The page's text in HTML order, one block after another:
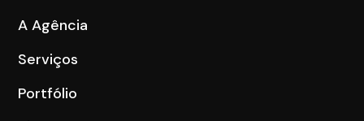
A Agência
Serviços
Portfólio